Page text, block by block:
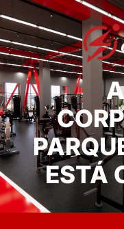
ESTÁ